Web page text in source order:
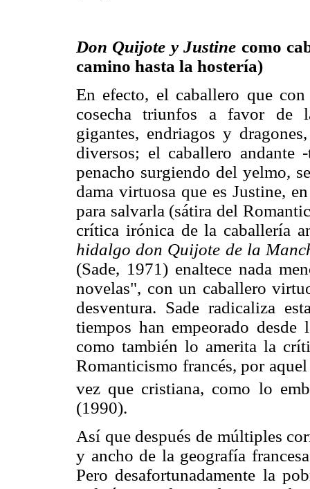
Don Quijote y Justine como
camino hasta la hostería)
En efecto, el caballero que
cosecha triunfos a favor de
gigantes, endriagos y
diversos; el caballero
penacho surgiendo del yelmo,
dama virtuosa que es Justine,
para salvarla (sátira del
crítica irónica de la caballería
hidalgo don Quijote de la
(Sade, 1971) enaltece nada
novelas", con un caballero
desventura. Sade radicaliza
tiempos han empeorado
como también lo amerita la
Romanticismo francés, por
vez que cristiana, como lo
(1990).
Así que después de múltiples
y ancho de la geografía
Pero desafortunadamente la